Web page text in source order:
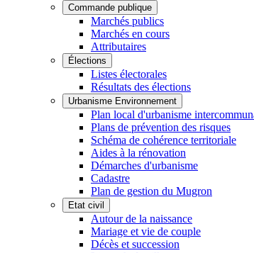
Commande publique
Marchés publics
Marchés en cours
Attributaires
Élections
Listes électorales
Résultats des élections
Urbanisme Environnement
Plan local d'urbanisme
Plans de prévention des risques
Schéma de cohérence territoriale
Aides à la rénovation
Démarches d'urbanisme
Cadastre
Plan de gestion du Mugron
Etat civil
Autour de la naissance
Mariage et vie de couple
Décès et succession